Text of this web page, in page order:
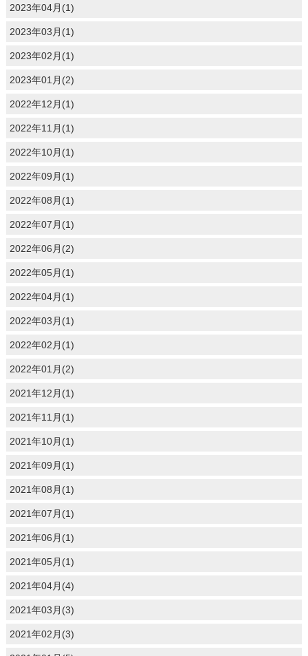
2023年04月(1)
2023年03月(1)
2023年02月(1)
2023年01月(2)
2022年12月(1)
2022年11月(1)
2022年10月(1)
2022年09月(1)
2022年08月(1)
2022年07月(1)
2022年06月(2)
2022年05月(1)
2022年04月(1)
2022年03月(1)
2022年02月(1)
2022年01月(2)
2021年12月(1)
2021年11月(1)
2021年10月(1)
2021年09月(1)
2021年08月(1)
2021年07月(1)
2021年06月(1)
2021年05月(1)
2021年04月(4)
2021年03月(3)
2021年02月(3)